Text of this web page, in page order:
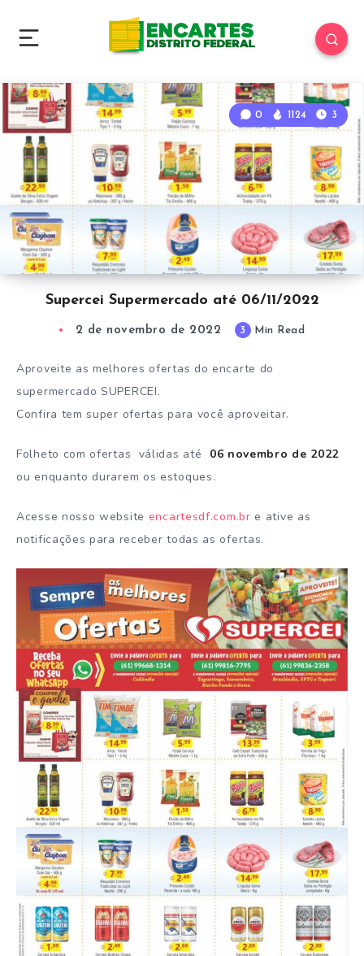
0 1124 3
Supercei Supermercado até 06/11/2022
2 de novembro de 2022 3 Min Read
Aproveite as melhores ofertas do encarte do
supermercado SUPERCEI.
Confira tem super ofertas para você aproveitar.
Folheto com ofertas válidas até 06 novembro de 2022
ou enquanto durarem os estoques.
Acesse nosso website encartesdf.com.br e ative as
notificações para receber todas as ofertas.